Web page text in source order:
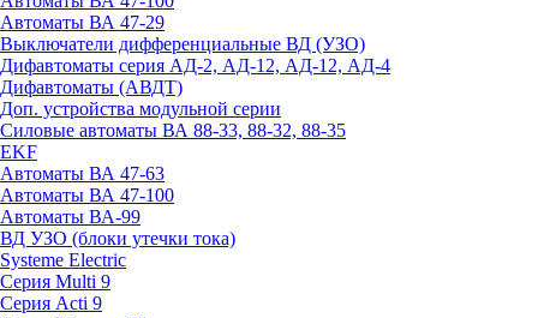
Автоматы ВА 47-29
Выключатели дифференциальные ВД (УЗО)
Дифавтоматы серия АД-2, АД-12, АД-12, АД-4
Дифавтоматы (АВДТ)
Доп. устройства модульной серии
Силовые автоматы ВА 88-33, 88-32, 88-35
EKF
Автоматы ВА 47-63
Автоматы ВА 47-100
Автоматы ВА-99
ВД УЗО (блоки утечки тока)
Systeme Electric
Серия Multi 9
Серия Acti 9